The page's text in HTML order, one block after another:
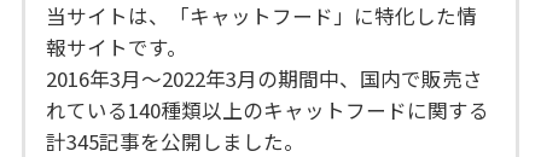
当サイトは、「キャットフード」に特化した情
報サイトです。
2016年3月〜2022年3月の期間中、国内で販売さ
れている140種類以上のキャットフードに関する
計345記事を公開しました。